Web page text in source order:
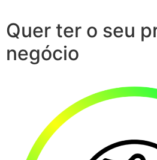
Quer ter o seu
negócio